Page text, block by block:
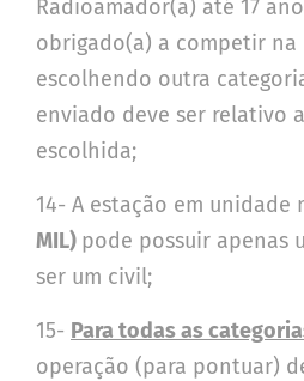
Radioamador(a) até 17
obrigado(a) a competir na
escolhendo outra
enviado deve ser relativo
escolhida;
14- A estação em unidade
MIL) pode possuir apenas
ser um civil;
15- Para todas as
operação (para pontuar)